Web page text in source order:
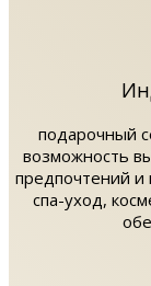
подарочный
возможность
предпочтений и
спа-уход,